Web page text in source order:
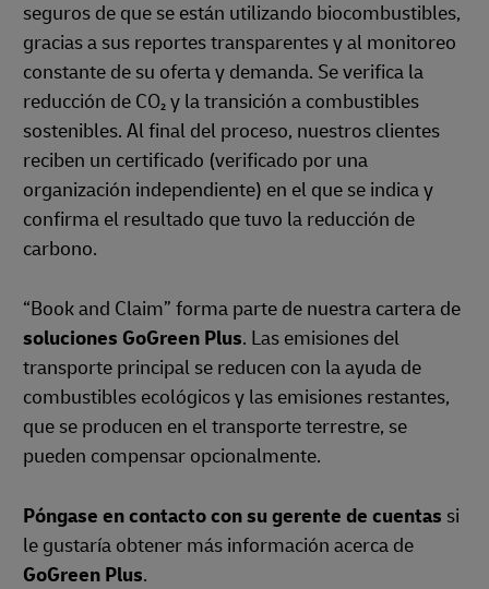
seguros de que se están utilizando biocombustibles,
gracias a sus reportes transparentes y al monitoreo
constante de su oferta y demanda. Se verifica la
reducción de CO₂ y la transición a combustibles
sostenibles. Al final del proceso, nuestros clientes
reciben un certificado (verificado por una
organización independiente) en el que se indica y
confirma el resultado que tuvo la reducción de
carbono.
“Book and Claim” forma parte de nuestra cartera de
soluciones GoGreen Plus. Las emisiones del
transporte principal se reducen con la ayuda de
combustibles ecológicos y las emisiones restantes,
que se producen en el transporte terrestre, se
pueden compensar opcionalmente.
Póngase en contacto con su gerente de cuentas si
le gustaría obtener más información acerca de
GoGreen Plus.